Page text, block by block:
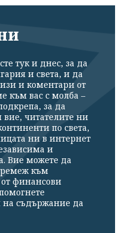
тук и днес, за да
и света, и да
и коментари от
към вас с молба –
за да
читателите ни
по света,
ни в интернет
и
Вие можете да
към
финансови
на съдържание да